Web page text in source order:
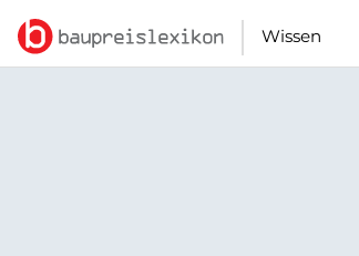
Wissen